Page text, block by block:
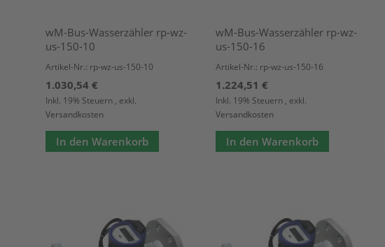
wM-Bus-Wasserzähler rp-wz-
us-150-10
Artikel-Nr.: rp-wz-us-150-10
1.030,54 €
Inkl. 19% Steuern , exkl.
Versandkosten
In den Warenkorb
wM-Bus-Wasserzähler rp-wz-
us-150-16
Artikel-Nr.: rp-wz-us-150-16
1.224,51 €
Inkl. 19% Steuern , exkl.
Versandkosten
In den Warenkorb